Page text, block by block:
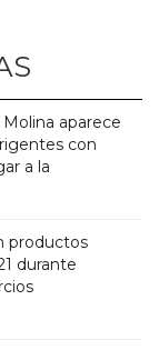
aparece
con
a la
productos
durante